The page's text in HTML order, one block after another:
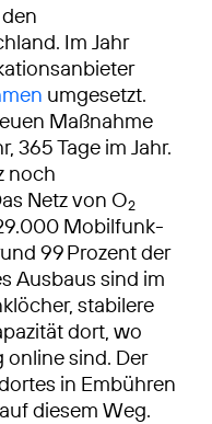
Im Jahr
umgesetzt.
Maßnahme
365 Tage im Jahr.
noch
Netz von O2
Mobilfunk­
99 Prozent der
Ausbaus sind im
stabilere
dort, wo
sind. Der
in Embühren
diesem Weg.